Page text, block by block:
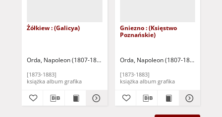
Żółkiew : (Galicya)
Orda, Napoleon (1807-1893) Warszawa: Zakład Litograficzny M.
[1873-1883]
książka album grafika
Gniezno : (Księstwo
Poznańskie)
Orda, Napoleon (1807-1893)
[1873-1883]
książka album grafika